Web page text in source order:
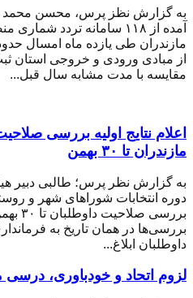
به گزارش نظز پرس، محسن محمد
آمده از ۱۱۸ سامانه تردد
از مبادی ورودی و خروجی استان
مقایسه با مدت مشابه سال قبل...
اعلام نتایج اولیه بررسی
مازندران تا ۳۰ بهمن
به گزارش نظر پرس؛ طالبی دبیر
دوره انتخابات شوراهای شهر و
بررسی
بررسی‌ها در همان تاریخ به
داوطلبان ابلاغ...
لزوم اتحاد و خودباوری،